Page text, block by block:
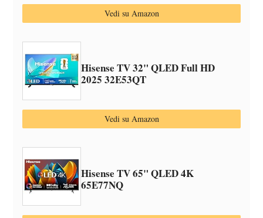
Vedi su Amazon
Hisense TV 32" QLED Full HD
2025 32E53QT
Vedi su Amazon
Hisense TV 65" QLED 4K
65E77NQ